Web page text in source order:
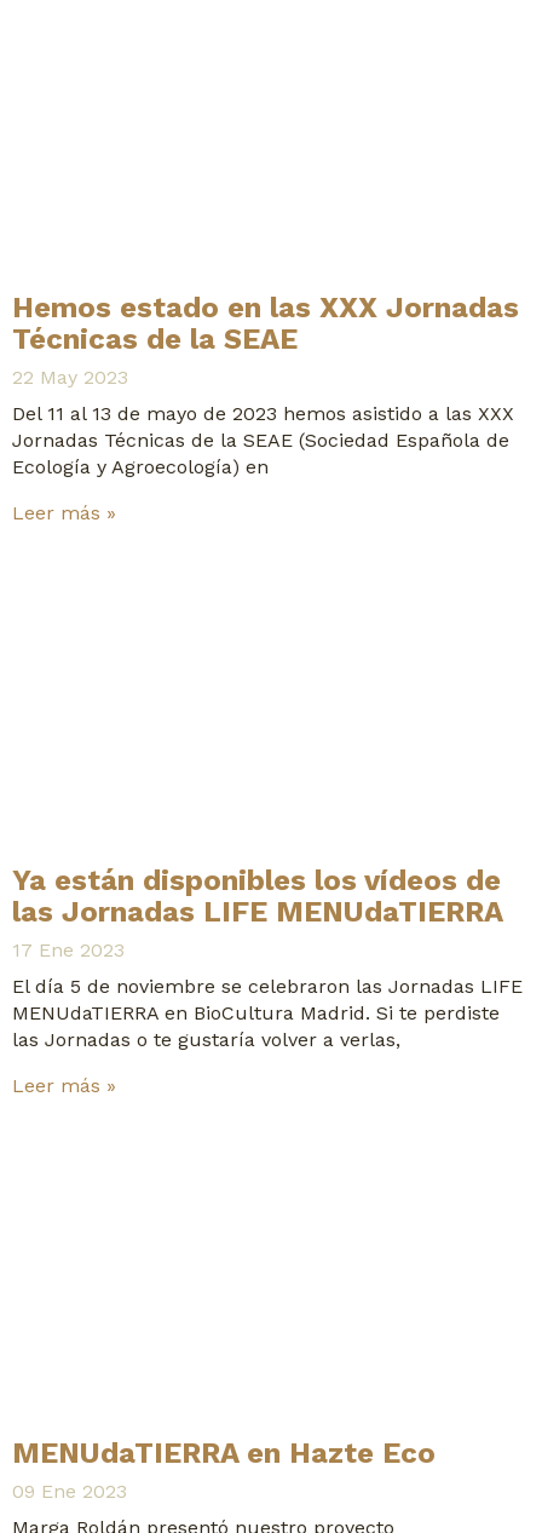
Hemos estado en las XXX Jornadas
Técnicas de la SEAE
22 May 2023
Del 11 al 13 de mayo de 2023 hemos asistido a las XXX
Jornadas Técnicas de la SEAE (Sociedad Española de
Ecología y Agroecología) en
Leer más »
Ya están disponibles los vídeos de
las Jornadas LIFE MENUdaTIERRA
17 Ene 2023
El día 5 de noviembre se celebraron las Jornadas LIFE
MENUdaTIERRA en BioCultura Madrid. Si te perdiste
las Jornadas o te gustaría volver a verlas,
Leer más »
MENUdaTIERRA en Hazte Eco
09 Ene 2023
Marga Roldán presentó nuestro proyecto